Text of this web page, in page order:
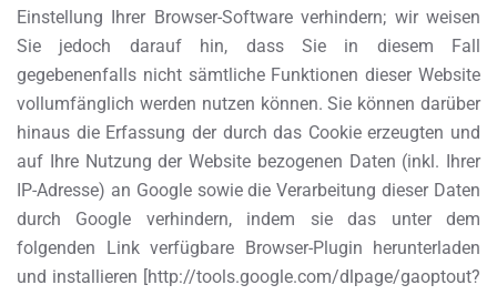
Einstellung Ihrer Browser-Software verhindern; wir weisen
Sie jedoch darauf hin, dass Sie in diesem Fall
gegebenenfalls nicht sämtliche Funktionen dieser Website
vollumfänglich werden nutzen können. Sie können darüber
hinaus die Erfassung der durch das Cookie erzeugten und
auf Ihre Nutzung der Website bezogenen Daten (inkl. Ihrer
IP-Adresse) an Google sowie die Verarbeitung dieser Daten
durch Google verhindern, indem sie das unter dem
folgenden Link verfügbare Browser-Plugin herunterladen
und installieren [http://tools.google.com/dlpage/gaoptout?